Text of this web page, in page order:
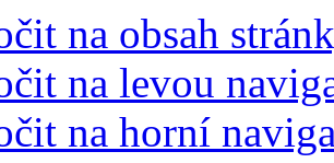
na obsah
na levou
na horní